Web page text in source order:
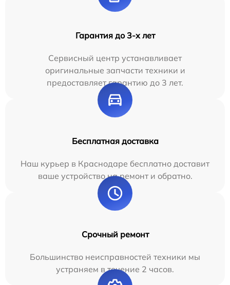
Гарантия до 3-х лет
Сервисный центр устанавливает
оригинальные запчасти техники и
предоставляет гарантию до 3 лет.
Бесплатная доставка
Наш курьер в Краснодаре бесплатно доставит
ваше устройство на ремонт и обратно.
Срочный ремонт
Большинство неисправностей техники мы
устраняем в течение 2 часов.